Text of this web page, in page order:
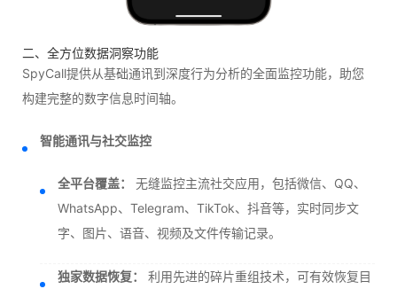
二、全方位数据洞察功能
SpyCall提供从基础通讯到深度行为分析的全面监控功能，助您
构建完整的数字信息时间轴。
智能通讯与社交监控
全平台覆盖：
无缝监控主流社交应用，包括微信、QQ、
WhatsApp、Telegram、TikTok、抖音等，实时同步文
字、图片、语音、视频及文件传输记录。
独家数据恢复：
利用先进的碎片重组技术，可有效恢复目